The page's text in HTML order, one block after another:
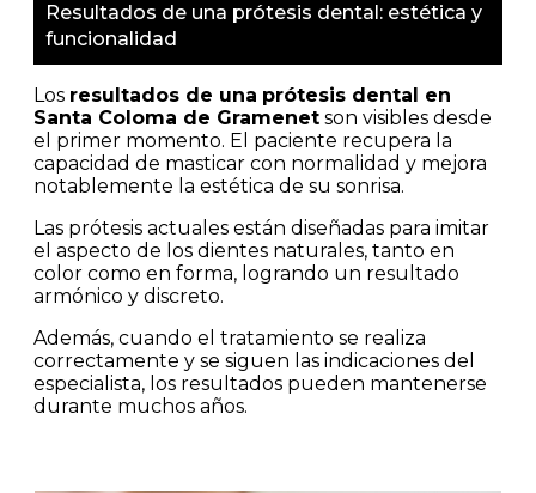
Resultados de una prótesis dental: estética y
funcionalidad
Los resultados de una prótesis dental en
Santa Coloma de Gramenet son visibles desde
el primer momento. El paciente recupera la
capacidad de masticar con normalidad y mejora
notablemente la estética de su sonrisa.
Las prótesis actuales están diseñadas para imitar
el aspecto de los dientes naturales, tanto en
color como en forma, logrando un resultado
armónico y discreto.
Además, cuando el tratamiento se realiza
correctamente y se siguen las indicaciones del
especialista, los resultados pueden mantenerse
durante muchos años.